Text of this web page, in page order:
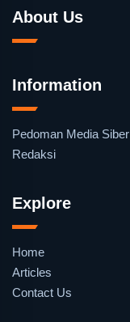
About Us
Information
Pedoman Media Siber
Redaksi
Explore
Home
Articles
Contact Us